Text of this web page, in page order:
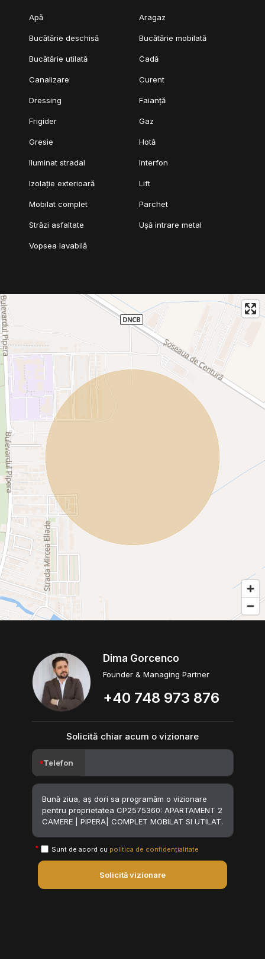
Apă Aragaz
Bucătărie deschisă Bucătărie mobilată
Bucătărie utilată Cadă
Canalizare Curent
Dressing Faianță
Frigider Gaz
Gresie Hotă
Iluminat stradal Interfon
Izolație exterioară Lift
Mobilat complet Parchet
Străzi asfaltate Ușă intrare metal
Vopsea lavabilă
Dima Gorcenco
Founder & Managing Partner
+40 748 973 876
Solicită chiar acum o vizionare
Telefon
Sunt de acord cu politica de confidențialitate
Solicită vizionare